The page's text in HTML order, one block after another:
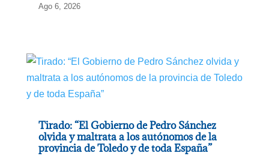
Ago 6, 2026
Tirado: “El Gobierno de Pedro Sánchez
olvida y maltrata a los autónomos de la
provincia de Toledo y de toda España”